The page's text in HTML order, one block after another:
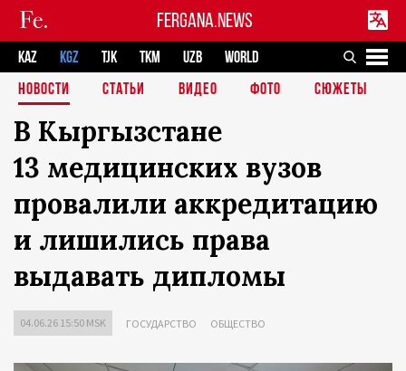
FERGANA.NEWS
KAZ KGZ TJK TKM UZB
WORLD
НОВОСТИ
СТАТЬИ ВИДЕО ФОТО СЮЖЕТЫ
В Кыргызстане
13 медицинских вузов
провалили аккредитацию
и лишились права
выдавать дипломы
04.06.26 15:50 MSK ГОСУДАРСТВО ОБЩЕСТВО